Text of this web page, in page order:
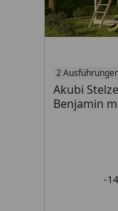
2
Akubi
Benjamin
-